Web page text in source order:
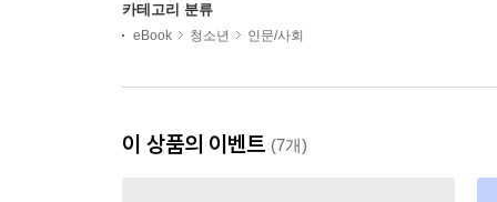
카테고리 분류
eBook 청소년 인문/사회
이 상품의 이벤트 (7개)